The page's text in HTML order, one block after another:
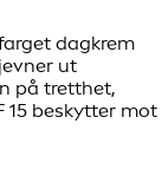
dagkrem
ut
på tretthet,
15 beskytter mot